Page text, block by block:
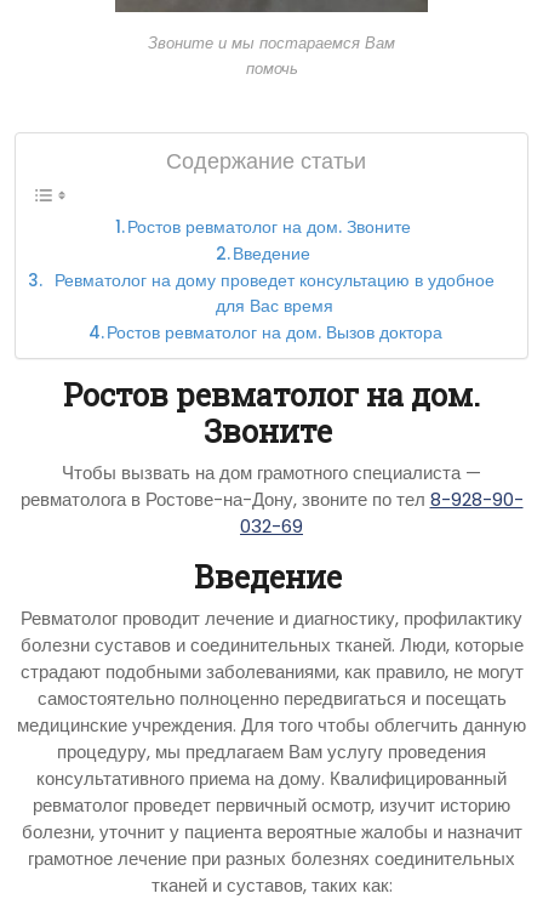
Звоните и мы постараемся Вам
помочь
Содержание статьи
Ростов ревматолог на дом. Звоните
Введение
Ревматолог на дому проведет консультацию в удобное
для Вас время
Ростов ревматолог на дом. Вызов доктора
Ростов ревматолог на дом.
Звоните
Чтобы вызвать на дом грамотного специалиста —
ревматолога в Ростове-на-Дону, звоните по тел 8-928-90-
032-69
Введение
Ревматолог проводит лечение и диагностику, профилактику
болезни суставов и соединительных тканей. Люди, которые
страдают подобными заболеваниями, как правило, не могут
самостоятельно полноценно передвигаться и посещать
медицинские учреждения. Для того чтобы облегчить данную
процедуру, мы предлагаем Вам услугу проведения
консультативного приема на дому. Квалифицированный
ревматолог проведет первичный осмотр, изучит историю
болезни, уточнит у пациента вероятные жалобы и назначит
грамотное лечение при разных болезнях соединительных
тканей и суставов, таких как: